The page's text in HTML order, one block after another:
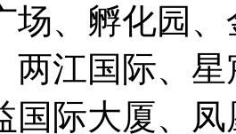
场、孵化园
两江国际、
国际大厦、